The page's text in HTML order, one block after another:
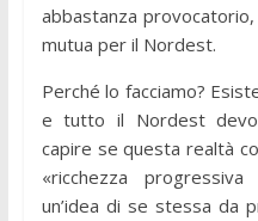
abbastanza
mutua per il Nordest.
Perché lo facciamo?
e tutto il Nordest
capire se questa realtà
«ricchezza progressiva
un’idea di se stessa da